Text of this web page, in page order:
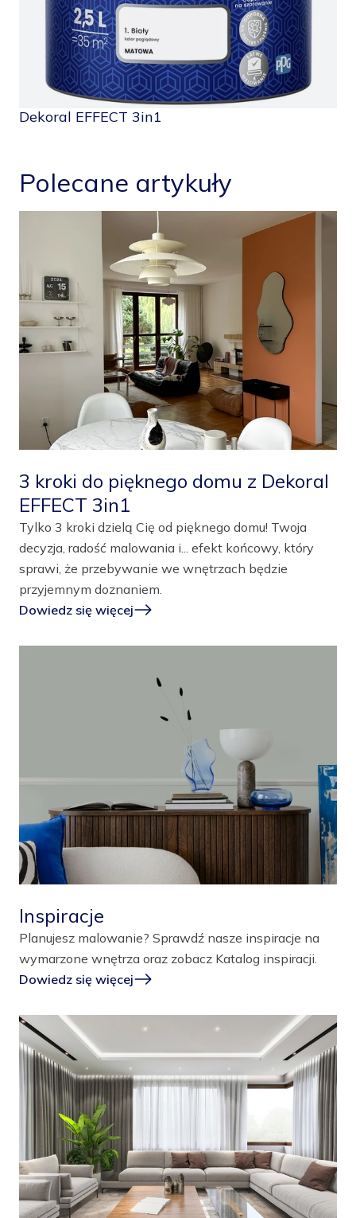
Dekoral EFFECT 3in1
Polecane artykuły
3 kroki do pięknego domu z Dekoral
EFFECT 3in1
Tylko 3 kroki dzielą Cię od pięknego domu! Twoja
decyzja, radość malowania i... efekt końcowy, który
sprawi, że przebywanie we wnętrzach będzie
przyjemnym doznaniem.
Dowiedz się więcej
Inspiracje
Planujesz malowanie? Sprawdź nasze inspiracje na
wymarzone wnętrza oraz zobacz Katalog inspiracji.
Dowiedz się więcej